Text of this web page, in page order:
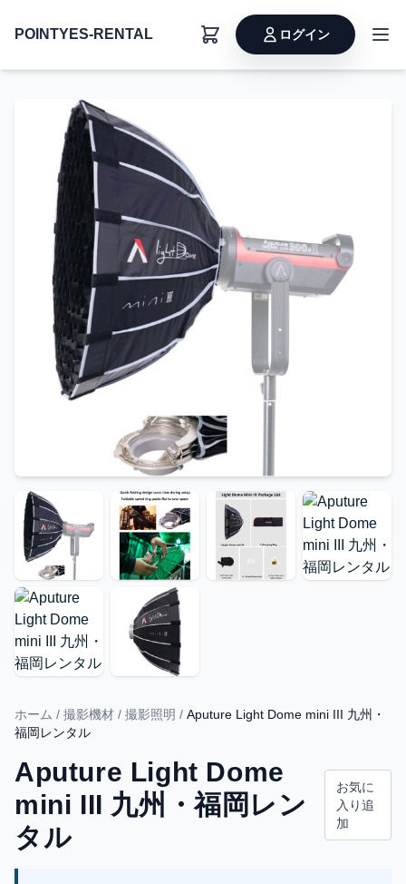
POINTYES-RENTAL ログイン
ホーム / 撮影機材 / 撮影照明 / Aputure Light Dome mini III 九州・
福岡レンタル
Aputure Light Dome
mini III 九州・福岡レン
タル
お気に
入り追
加